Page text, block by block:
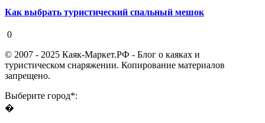
Как выбрать туристический спальный мешок
0
© 2007 - 2025 Каяк-Маркет.РФ - Блог о каяках и
туристическом снаряжении. Копирование материалов
запрещено.
Выберите город*:
�